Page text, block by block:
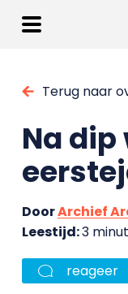
Terug naar
Na dip
DoorArchief
Leestijd:3
reageer